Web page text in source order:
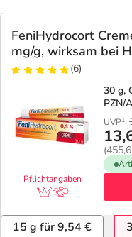
FeniHydrocort
mg/g, wirksam bei
(6)
Pflichtangaben
30 g,
PZN/
UVP1
15 g für 9,54 €